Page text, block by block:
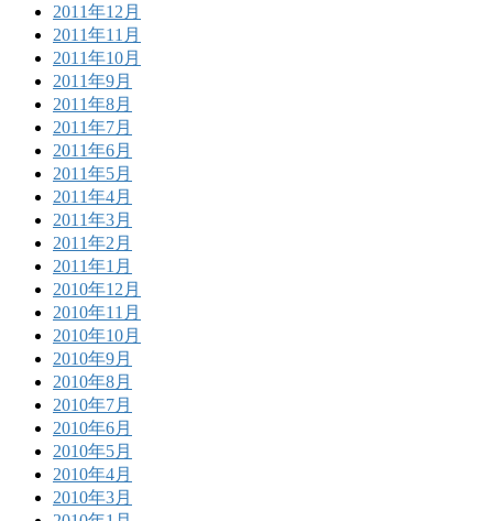
2011年12月
2011年11月
2011年10月
2011年9月
2011年8月
2011年7月
2011年6月
2011年5月
2011年4月
2011年3月
2011年2月
2011年1月
2010年12月
2010年11月
2010年10月
2010年9月
2010年8月
2010年7月
2010年6月
2010年5月
2010年4月
2010年3月